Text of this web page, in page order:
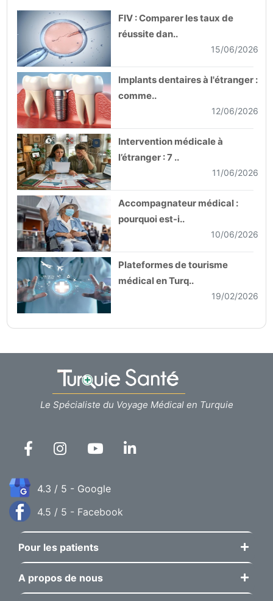
FIV : Comparer les taux de
réussite dan..
15/06/2026
Implants dentaires à l'étranger :
comme..
12/06/2026
Intervention médicale à
l’étranger : 7 ..
11/06/2026
Accompagnateur médical :
pourquoi est-i..
10/06/2026
Plateformes de tourisme
médical en Turq..
19/02/2026
Le Spécialiste du Voyage Médical en Turquie
4.3 / 5 - Google
4.5 / 5 - Facebook
Pour les patients
A propos de nous